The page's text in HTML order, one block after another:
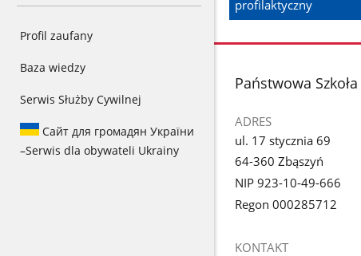
Profil zaufany
Baza wiedzy
Serwis Służby Cywilnej
Сайт для громадян України
–Serwis dla obywateli Ukrainy
profilaktyczny
stopka
Państwowa
ADRES
ul. 17 stycznia 69
64-360 Zbąszyń
NIP 923-10-49-666
Regon 000285712
KONTAKT